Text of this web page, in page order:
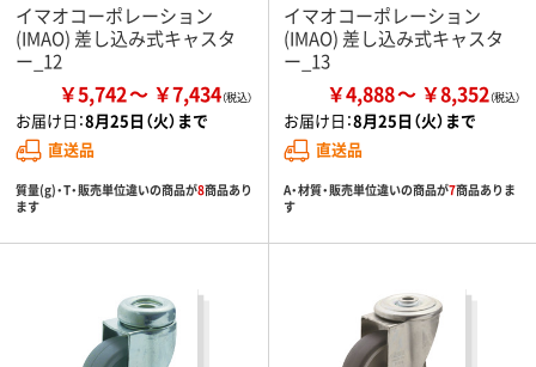
イマオコーポレーション
(IMAO) 差し込み式キャスタ
ー_12
￥5,742 ￥7,434
お届け日：8月25日（火）まで
直送品
質量(g)・T・販売単位違いの商品が8商品あり
ます
イマオコーポレーション
(IMAO) 差し込み式キャスタ
ー_13
￥4,888 ￥8,352
お届け日：8月25日（火）まで
直送品
A・材質・販売単位違いの商品が7商品ありま
す